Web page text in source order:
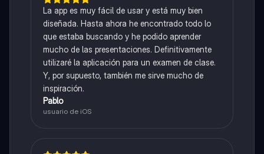
La app es muy fácil de usar y está muy bien
diseñada. Hasta ahora he encontrado todo lo
que estaba buscando y he podido aprender
mucho de las presentaciones. Definitivamente
utilizaré la aplicación para un examen de clase.
Y, por supuesto, también me sirve mucho de
inspiración.
Pablo
usuario de iOS